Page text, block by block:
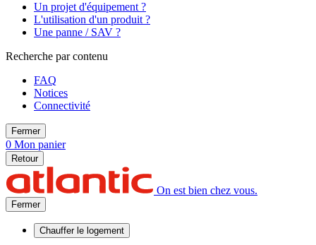
Un projet d'équipement ?
L'utilisation d'un produit ?
Une panne / SAV ?
Recherche par contenu
FAQ
Notices
Connectivité
Fermer
0 Mon panier
Retour
On est bien chez vous.
Fermer
Chauffer le logement